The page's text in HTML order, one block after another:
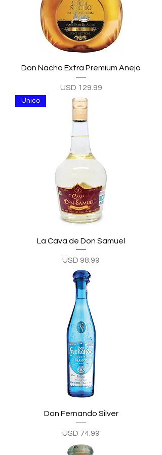
Don Nacho Extra Premium Anejo
Precio
USD 129.99
Unico
La Cava de Don Samuel
Precio
USD 98.99
Don Fernando Silver
Precio
USD 74.99